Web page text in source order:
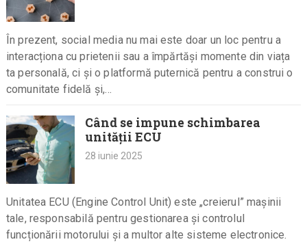
În prezent, social media nu mai este doar un loc pentru a
interacționa cu prietenii sau a împărtăși momente din viața
ta personală, ci și o platformă puternică pentru a construi o
comunitate fidelă și,…
Când se impune schimbarea
unității ECU
28 iunie 2025
Unitatea ECU (Engine Control Unit) este „creierul” mașinii
tale, responsabilă pentru gestionarea și controlul
funcționării motorului și a multor alte sisteme electronice.